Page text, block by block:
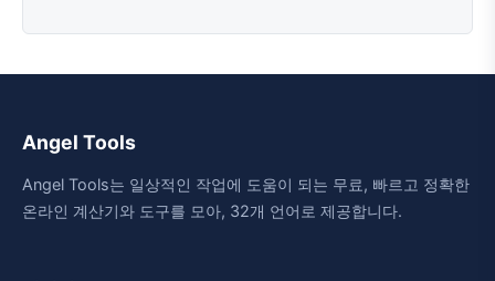
Angel Tools
Angel Tools는 일상적인 작업에 도움이 되는 무료, 빠르고 정확한
온라인 계산기와 도구를 모아, 32개 언어로 제공합니다.